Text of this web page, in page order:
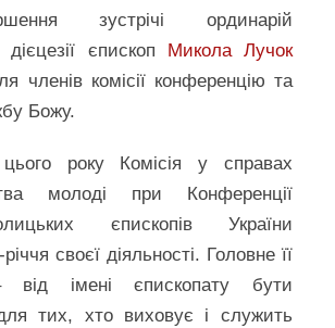
зустрічі ординарій
дієцезії єпископ
Микола Лучок
членів комісії конференцію та
Божу.
року Комісія у справах
молоді при Конференції
єпископів України
своєї діяльності. Головне її
від імені єпископату бути
тих, хто виховує і служить